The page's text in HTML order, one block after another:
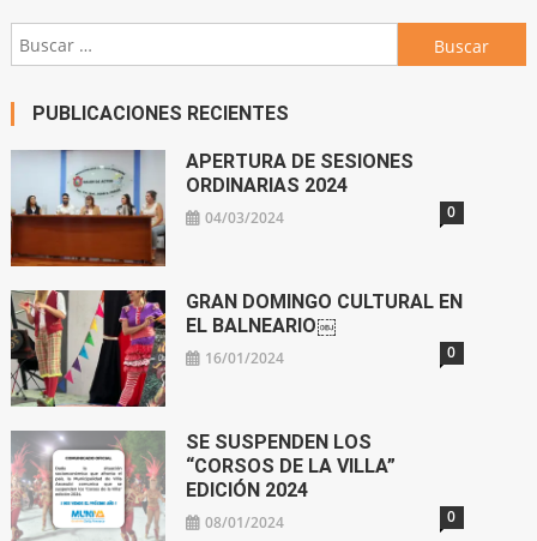
Buscar:
PUBLICACIONES RECIENTES
APERTURA DE SESIONES
ORDINARIAS 2024
04/03/2024 0
GRAN DOMINGO CULTURAL EN
EL BALNEARIO￼
16/01/2024 0
SE SUSPENDEN LOS
“CORSOS DE LA VILLA”
EDICIÓN 2024
08/01/2024 0